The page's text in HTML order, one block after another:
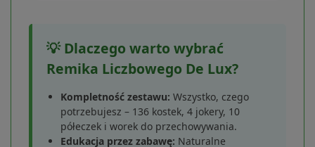
💡 Dlaczego warto wybrać
Remika Liczbowego De Lux?
Kompletność zestawu: Wszystko, czego
potrzebujesz – 136 kostek, 4 jokery, 10
półeczek i worek do przechowywania.
Edukacja przez zabawę: Naturalne